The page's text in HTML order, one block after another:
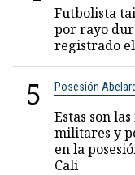
Futbolista
por rayo
registrado
5 Posesión
Estas son
militares y
en la
Cali